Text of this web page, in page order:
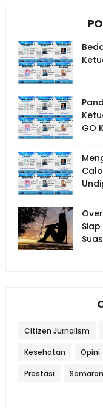
GO
Citizen Jurnalism
Kesehatan Opini
Prestasi